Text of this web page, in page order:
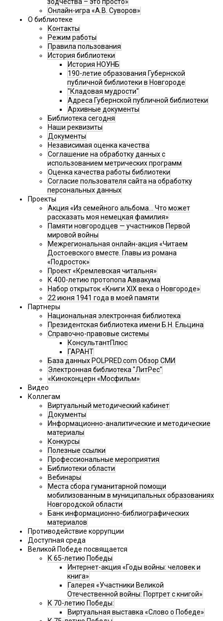
зодчества – это просто»
Онлайн-игра «А.В. Суворов»
О библиотеке
Контакты
Режим работы
Правила пользования
История библиотеки
История НОУНБ
190-летие образования Губернской
публичной библиотеки в Новгороде
"Кладовая мудрости"
Адреса Губернской публичной библиотеки
Архивные документы
Библиотека сегодня
Наши реквизиты
Документы
Независимая оценка качества
Соглашение на обработку данных с
использованием метрических программ
Оценка качества работы библиотеки
Согласие пользователя сайта на обработку
персональных данных
Проекты
Акция «Из семейного альбома... Что может
рассказать моя немецкая фамилия»
Памяти новгородцев — участников Первой
мировой войны
Межрегиональная онлайн-акция «Читаем
Достоевского вместе. Главы из романа
«Подросток»
Проект «Кремлевская читальня»
К 400-летию протопопа Аввакума
Набор открыток «Книги XIX века о Новгороде»
22 июня 1941 года в моей памяти
Партнеры
Национальная электронная библиотека
Президентская библиотека имени Б.Н. Ельцина
Справочно-правовые системы
КонсультантПлюс
ГАРАНТ
База данных POLPRED.com Обзор СМИ
Электронная библиотека "ЛитРес"
«Киноконцерн «Мосфильм»
Видео
Коллегам
Виртуальный методический кабинет
Документы
Информационно-аналитические и методические
материалы
Конкурсы
Полезные ссылки
Профессиональные мероприятия
Библиотеки области
Вебинары
Места сбора гуманитарной помощи
мобилизованным в муниципальных образованиях
Новгородской области
Банк информационно-библиографических
материалов
Противодействие коррупции
Доступная среда
Великой Победе посвящается
К 65-летию Победы
Интернет-акция «Годы войны: человек и
книга»
Галерея «Участники Великой
Отечественной войны: Портрет с книгой»
К 70-летию Победы:
Виртуальная выставка «Слово о Победе»